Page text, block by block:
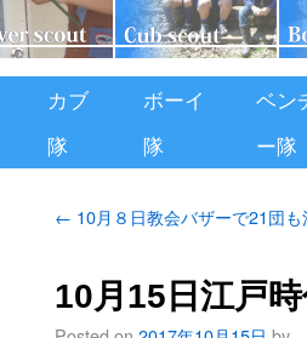
カブ
隊
ボーイ
隊
ベン
ー隊
← 10月８日教会バザーで21団も
10月15日江戸